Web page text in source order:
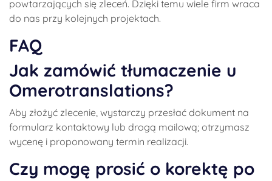
powtarzających się zleceń. Dzięki temu wiele firm wraca
do nas przy kolejnych projektach.
FAQ
Jak zamówić tłumaczenie u
Omerotranslations?
Aby złożyć zlecenie, wystarczy przesłać dokument na
formularz kontaktowy lub drogą mailową; otrzymasz
wycenę i proponowany termin realizacji.
Czy mogę prosić o korektę po